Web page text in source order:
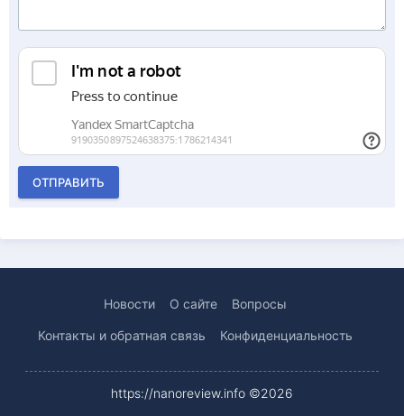
ОТПРАВИТЬ
Новости О сайте Вопросы
Контакты и обратная связь Конфиденциальность
https://nanoreview.info ©2026